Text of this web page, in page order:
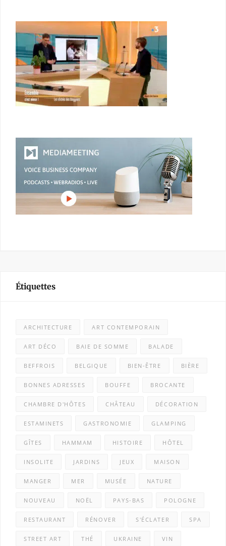
Étiquettes
ARCHITECTURE ART CONTEMPORAIN
ART DÉCO BAIE DE SOMME BALADE
BEFFROIS BELGIQUE BIEN-ÊTRE BIÈRE
BONNES ADRESSES BOUFFE BROCANTE
CHAMBRE D'HÔTES CHÂTEAU DÉCORATION
ESTAMINETS GASTRONOMIE GLAMPING
GÎTES HAMMAM HISTOIRE HÔTEL
INSOLITE JARDINS JEUX MAISON
MANGER MER MUSÉE NATURE
NOUVEAU NOËL PAYS-BAS POLOGNE
RESTAURANT RÉNOVER S'ÉCLATER SPA
STREET ART THÉ UKRAINE VIN